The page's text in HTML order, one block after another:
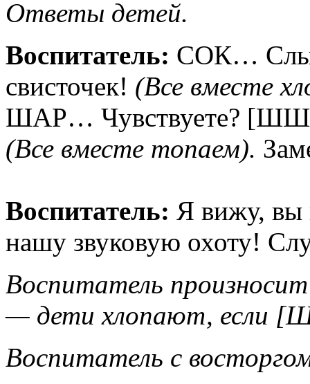
Ответы детей.
Воспитатель: СОК…
свисточек! (Все вместе
ШАР… Чувствуете?
(Все вместе топаем).
Воспитатель: Я вижу, вы
нашу звуковую охоту!
Воспитатель произносит
— дети хлопают, если
Воспитатель с